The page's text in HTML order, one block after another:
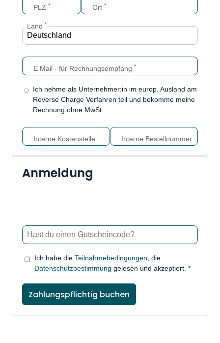
PLZ * Ort *
Land *
E Mail - für Rechnungsempfang *
Ich nehme als Unternehmer:in im europ. Ausland am
Reverse Charge Verfahren teil und bekomme meine
Rechnung ohne MwSt.
Interne Kostenstelle Interne Bestellnummer
Anmeldung
Ich habe die Teilnahmebedingungen, die
Datenschutzbestimmung gelesen und akzeptiert. *
Zahlungspflichtig buchen